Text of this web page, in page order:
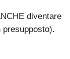
diventare